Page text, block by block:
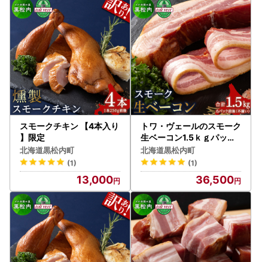
スモークチキン 【4本入り
】限定
北海道黒松内町
(1)
13,000
トワ・ヴェールのスモーク
生ベーコン1.5ｋｇパック
黒松内町特産物手づくり加
工センター
北海道黒松内町
(1)
36,500